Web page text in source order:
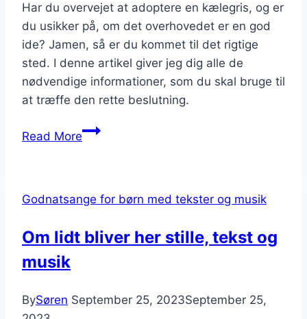
Har du overvejet at adoptere en kælegris, og er
du usikker på, om det overhovedet er en god
ide? Jamen, så er du kommet til det rigtige
sted. I denne artikel giver jeg dig alle de
nødvendige informationer, som du skal bruge til
at træffe den rette beslutning.
Read MoreHvor
minigris?
de
størrelse?
Godnatsange for børn med tekster og musik
Om lidt bliver her stille, tekst og
musik
BySøren September 25, 2023September 25,